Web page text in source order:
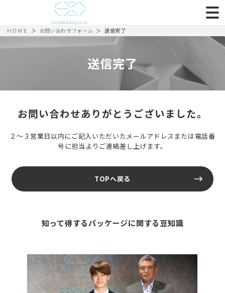
ＨＯＭＥ お問い合わせフォーム 送信完了
送信完了
お問い合わせありがとうございました。
２～３営業日以内にご記入いただいたメールアドレスまたは電話番
号に担当よりご連絡差し上げます。
TOPへ戻る
知って得するパッケージに関する豆知識